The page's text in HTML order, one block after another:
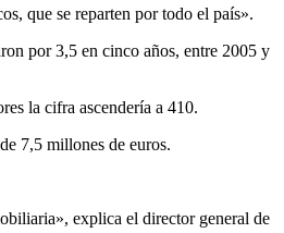
que se reparten por todo el país».
por 3,5 en cinco años, entre 2005 y
la cifra ascendería a 410.
7,5 millones de euros.
explica el director general de